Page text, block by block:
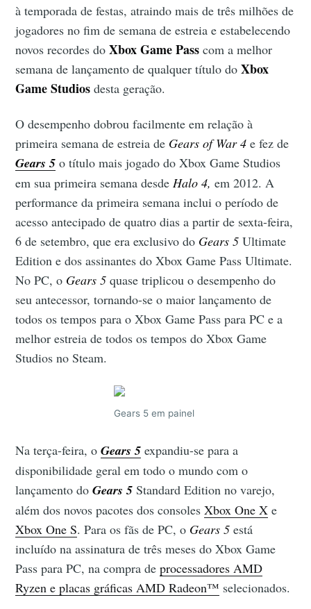
à temporada de festas, atraindo mais de três milhões de
jogadores no fim de semana de estreia e estabelecendo
novos recordes doXbox Game Pass com a melhor
semana de lançamento de qualquer título doXbox
Game Studios desta geração.
O desempenho dobrou facilmente em relação à
primeira semana de estreia de Gears of War 4 e fez de
Gears 5 o título mais jogado do Xbox Game Studios
em sua primeira semana desdeHalo 4, em 2012. A
performance da primeira semana inclui o período de
acesso antecipado de quatro dias a partir de sexta-feira,
6 de setembro, que era exclusivo do Gears 5 Ultimate
Edition e dos assinantes do Xbox Game Pass Ultimate.
No PC, o Gears 5 quase triplicou o desempenho do
seu antecessor, tornando-se o maior lançamento de
todos os tempos para o Xbox Game Pass para PC e a
melhor estreia de todos os tempos do Xbox Game
Studios no Steam.
Gears 5 em painel
Na terça-feira, oGears 5 expandiu-se para a
disponibilidade geral em todo o mundo com o
lançamento doGears 5 Standard Edition no varejo,
além dos novos pacotes dos consolesXbox One X e
Xbox One S. Para os fãs de PC, o Gears 5 está
incluído na assinatura de três meses do Xbox Game
Pass para PC, na compra deprocessadores AMD
Ryzen e placas gráficas AMD Radeon™ selecionados.